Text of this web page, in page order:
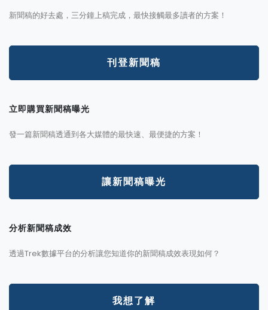
新聞稿的好去處，三分鐘上稿完成，最快接觸最多讀者的方案！
刊登新聞稿
立即購買新聞稿曝光
發一篇新聞稿透通到各大媒體的最快速、最便捷的方案！
讓新聞稿曝光
分析新聞稿成效
透過Trek數據平台的分析讓您知道你的新聞稿成效表現如何？
我想了解